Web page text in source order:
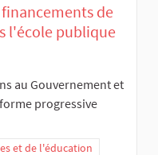
de
l'école publique
au Gouvernement et
progressive
et de l'éducation